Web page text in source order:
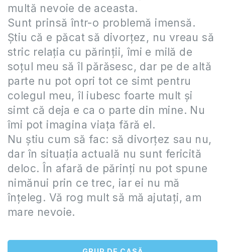
multă nevoie de aceasta.
Sunt prinsă într-o problemă imensă.
Știu că e păcat să divorțez, nu vreau să
stric relația cu părinții, îmi e milă de
soțul meu să îl părăsesc, dar pe de altă
parte nu pot opri tot ce simt pentru
colegul meu, îl iubesc foarte mult și
simt că deja e ca o parte din mine. Nu
îmi pot imagina viața fără el.
Nu știu cum să fac: să divorțez sau nu,
dar în situația actuală nu sunt fericită
deloc. În afară de părinți nu pot spune
nimănui prin ce trec, iar ei nu mă
înțeleg. Vă rog mult să mă ajutați, am
mare nevoie.